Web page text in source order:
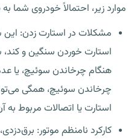
موارد زیر، احتمالاً خودروی شما
مشکلات در استارت زدن:
استارت خوردن سنگین و
هنگام چرخاندن سوئیچ، یا
چرخاندن سوئیچ، همگی
استارت یا اتصالات مربوط به
کارکرد نامنظم موتور: